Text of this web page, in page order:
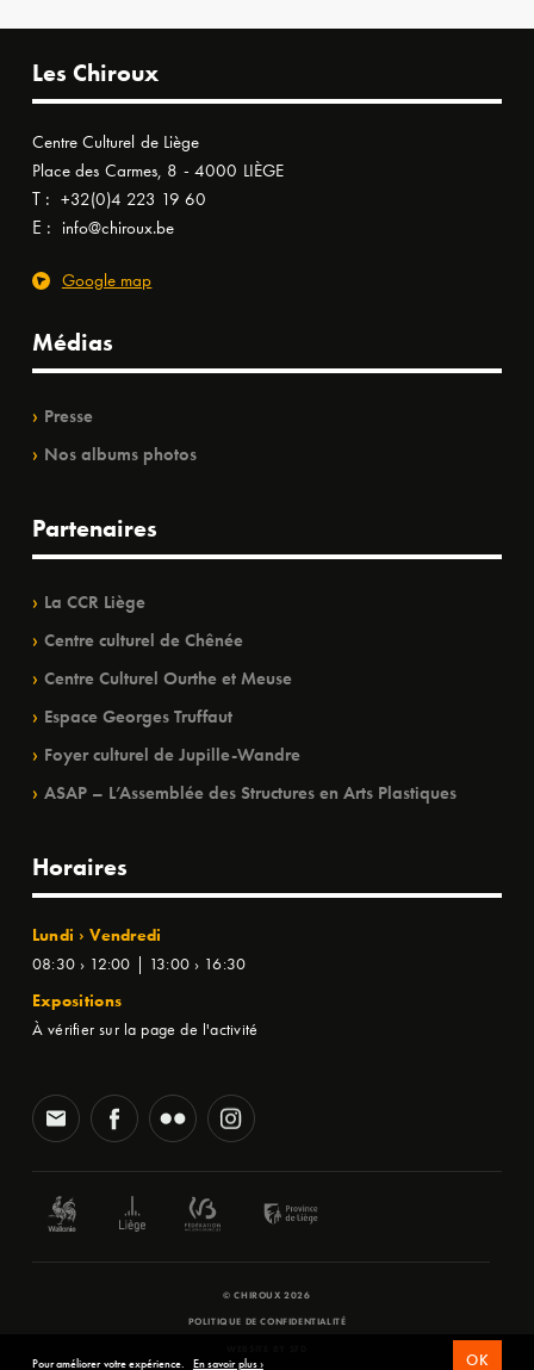
Les Chiroux
Centre Culturel de Liège
Place des Carmes, 8 - 4000 LIÈGE
T : +32(0)4 223 19 60
E : info@chiroux.be
Google map
Médias
Presse
Nos albums photos
Partenaires
La CCR Liège
Centre culturel de Chênée
Centre Culturel Ourthe et Meuse
Espace Georges Truffaut
Foyer culturel de Jupille-Wandre
ASAP – L’Assemblée des Structures en Arts Plastiques
Horaires
Lundi › Vendredi
08:30 › 12:00 | 13:00 › 16:30
Expositions
À vérifier sur la page de l'activité
© CHIROUX 2026
POLITIQUE DE CONFIDENTIALITÉ
Pour améliorer votre expérience. En savoir plus › OK